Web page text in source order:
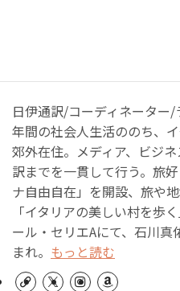
日伊通訳/コーディネーター
年間の社会人生活ののち、
郊外在住。メディア、ビジ
訳までを一貫して行う。旅
ナ自由自在」を開設、旅や
「イタリアの美しい村を歩
ール・セリエAにて、石川
まれ。 もっと読む